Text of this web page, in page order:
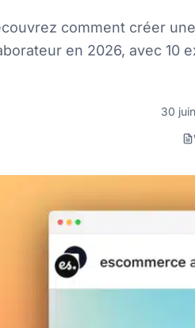
comment créer
en 2026, avec 10
30